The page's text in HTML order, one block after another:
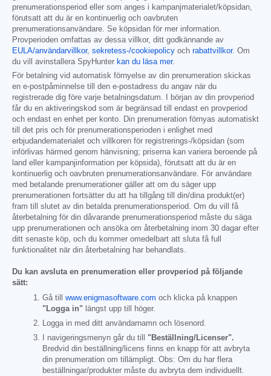
prenumerationsperiod eller som anges i kampanjmaterialet/köpsidan,
förutsatt att du är en kontinuerlig och oavbruten
prenumerationsanvändare. Se köpsidan för mer information.
Provperioden omfattas av dessa villkor, ditt godkännande av
EULA/användarvillkor, sekretess-/cookiepolicy och rabattvillkor. Om
du vill avinstallera SpyHunter kan du läsa mer.
För betalning vid automatisk förnyelse av din prenumeration skickas
en e-postpåminnelse till den e-postadress du angav när du
registrerade dig före varje betalningsdatum. I början av din provperiod
får du en aktiveringskod som är begränsad till endast en provperiod
och endast en enhet per konto. Din prenumeration förnyas automatiskt
till det pris och för prenumerationsperioden i enlighet med
erbjudandematerialet och villkoren för registrerings-/köpsidan (som
införlivas härmed genom hänvisning; priserna kan variera beroende på
land eller kampanjinformation per köpsida), förutsatt att du är en
kontinuerlig och oavbruten prenumerationsanvändare. För användare
med betalande prenumerationer gäller att om du säger upp
prenumerationen fortsätter du att ha tillgång till din/dina produkt(er)
fram till slutet av din betalda prenumerationsperiod. Om du vill få
återbetalning för din dåvarande prenumerationsperiod måste du säga
upp prenumerationen och ansöka om återbetalning inom 30 dagar efter
ditt senaste köp, och du kommer omedelbart att sluta få full
funktionalitet när din återbetalning har behandlats.
Du kan avsluta en prenumeration eller provperiod på följande
sätt:
Gå till www.enigmasoftware.com och klicka på knappen
"Logga in" längst upp till höger.
Logga in med ditt användarnamn och lösenord.
I navigeringsmenyn går du till "Beställning/Licenser".
Bredvid din beställning/licens finns en knapp för att avbryta
din prenumeration om tillämpligt. Obs: Om du har flera
beställningar/produkter måste du avbryta dem individuellt.